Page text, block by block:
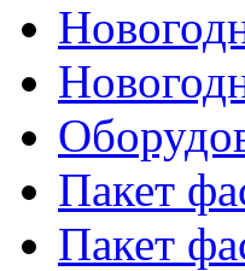
Пакет
Пакет